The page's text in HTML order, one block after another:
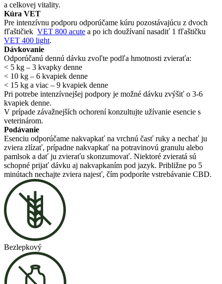
a celkovej vitality.
Kúra VET
Pre intenzívnu podporu odporúčame kúru pozostávajúcu z dvoch
fľaštičiek VET 800 acute a po ich doužívaní nasadiť 1 fľaštičku
VET 400 light.
Dávkovanie
Odporúčanú dennú dávku zvoľte podľa hmotnosti zvieraťa:
< 5 kg – 3 kvapky denne
< 10 kg – 6 kvapiek denne
< 15 kg a viac – 9 kvapiek denne
Pri potrebe intenzívnejšej podpory je možné dávku zvýšiť o 3-6
kvapiek denne.
V prípade závažnejších ochorení konzultujte užívanie esencie s
veterinárom.
Podávanie
Esenciu odporúčame nakvapkať na vrchnú časť ruky a nechať ju
zviera zlízať, prípadne nakvapkať na potravinovú granulu alebo
pamlsok a dať ju zvieraťu skonzumovať. Niektoré zvieratá sú
schopné prijať dávku aj nakvapkaním pod jazyk. Približne po 5
minútach nechajte zviera najesť, čím podporíte vstrebávanie CBD.
Bezlepkový